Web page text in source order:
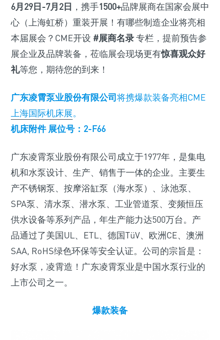
6月29日-7月2日 ，携手1500+品牌展商在国家会展中
心（上海虹桥）重装开展！有哪些制造企业将亮相
本届展会？CME开设 #展商名录专栏，提前预告参
展企业及品牌装备，莅临展会现场更有惊喜观众好
礼等您，期待您的到来！
广东凌霄泵业股份有限公司将携爆款装备亮相CME
上海国际机床展。
机床附件 展位号：2-F66
广东凌霄泵业股份有限公司成立于1977年，是集电
机和水泵设计、生产、销售于一体的企业。主要生
产不锈钢泵、按摩浴缸泵（海水泵）、泳池泵、
SPA泵、清水泵、潜水泵、工业管道泵、变频恒压
供水设备等系列产品，年生产能力达500万台。产
品通过了美国UL、ETL、德国TüV、欧洲CE、澳洲
SAA, RoHS绿色环保等安全认证。公司的宗旨是：
好水泵，凌霄造！广东凌霄泵业是中国水泵行业的
上市公司之一。
爆款装备